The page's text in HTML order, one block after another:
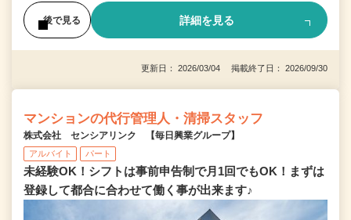
後で見る 詳細を見る
更新日： 2026/03/04 掲載終了日： 2026/09/30
マンションの代行管理人・清掃スタッフ
株式会社 センシアリンク 【毎日興業グループ】
アルバイト パート
未経験OK！シフトは事前申告制で月1回でもOK！まずは
登録して都合に合わせて働く事が出来ます♪